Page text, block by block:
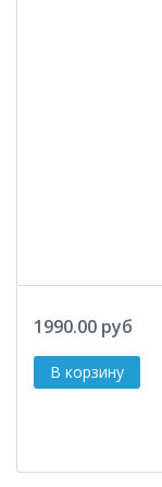
1990.00 руб